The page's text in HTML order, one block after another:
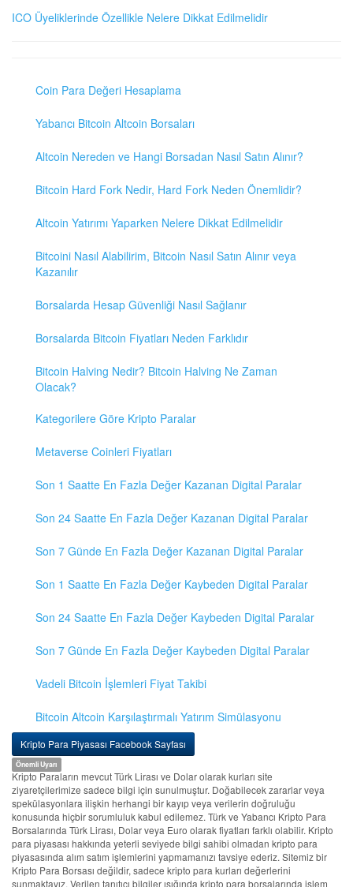
ICO Üyeliklerinde Özellikle Nelere Dikkat Edilmelidir
Coin Para Değeri Hesaplama
Yabancı Bitcoin Altcoin Borsaları
Altcoin Nereden ve Hangi Borsadan Nasıl Satın Alınır?
Bitcoin Hard Fork Nedir, Hard Fork Neden Önemlidir?
Altcoin Yatırımı Yaparken Nelere Dikkat Edilmelidir
Bitcoini Nasıl Alabilirim, Bitcoin Nasıl Satın Alınır veya
Kazanılır
Borsalarda Hesap Güvenliği Nasıl Sağlanır
Borsalarda Bitcoin Fiyatları Neden Farklıdır
Bitcoin Halving Nedir? Bitcoin Halving Ne Zaman
Olacak?
Kategorilere Göre Kripto Paralar
Metaverse Coinleri Fiyatları
Son 1 Saatte En Fazla Değer Kazanan Digital Paralar
Son 24 Saatte En Fazla Değer Kazanan Digital Paralar
Son 7 Günde En Fazla Değer Kazanan Digital Paralar
Son 1 Saatte En Fazla Değer Kaybeden Digital Paralar
Son 24 Saatte En Fazla Değer Kaybeden Digital Paralar
Son 7 Günde En Fazla Değer Kaybeden Digital Paralar
Vadeli Bitcoin İşlemleri Fiyat Takibi
Bitcoin Altcoin Karşılaştırmalı Yatırım Simülasyonu
Kripto Para Piyasası Facebook Sayfası
Önemli Uyarı
Kripto Paraların mevcut Türk Lirası ve Dolar olarak kurları site
ziyaretçilerimize sadece bilgi için sunulmuştur. Doğabilecek zararlar veya
spekülasyonlara ilişkin herhangi bir kayıp veya verilerin doğruluğu
konusunda hiçbir sorumluluk kabul edilemez. Türk ve Yabancı Kripto Para
Borsalarında Türk Lirası, Dolar veya Euro olarak fiyatları farklı olabilir. Kripto
para piyasası hakkında yeterli seviyede bilgi sahibi olmadan kripto para
piyasasında alım satım işlemlerini yapmamanızı tavsiye ederiz. Sitemiz bir
Kripto Para Borsası değildir, sadece kripto para kurları değerlerini
sunmaktayız. Verilen tanıtıcı bilgiler ışığında kripto para borsalarında işlem